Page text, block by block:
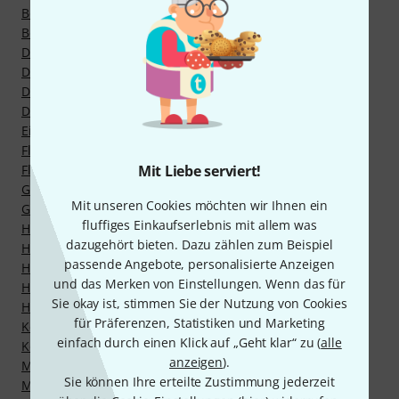
Mit Liebe serviert!
Mit unseren Cookies möchten wir Ihnen ein
fluffiges Einkaufserlebnis mit allem was
dazugehört bieten. Dazu zählen zum Beispiel
passende Angebote, personalisierte Anzeigen
und das Merken von Einstellungen. Wenn das für
Sie okay ist, stimmen Sie der Nutzung von Cookies
für Präferenzen, Statistiken und Marketing
einfach durch einen Klick auf „Geht klar“ zu (alle
anzeigen).
Sie können Ihre erteilte Zustimmung jederzeit
Beckenfilze
Beckenmuttern
Doppelfußmaschinen
Drummer Sitze
Drumracks
Drumsticks und Mallets
Einfache Fußmaschinen
Floortom Beine
Floortoms
Galgenbeckenständer
Gerade Beckenständer
Haltesysteme
Hardware Sets
Hardware für E-Drums
Hi-Hat Clutches
HiHat Maschinen
Kesselsätze (ohne Hardware)
Komplett-Drumsets
Memory Locks
Multiklammern